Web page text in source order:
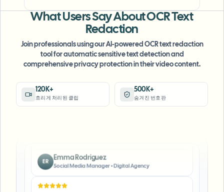
What Users Say About OCR Text
Redaction
Join professionals using our AI-powered OCR text redaction
tool for automatic sensitive text detection and
comprehensive privacy protection in their video content.
120K+
흐리게 처리된 클립
500K+
숨겨진 번호판
my vlogs."
SJ
Content Creator •YouTube
blur and automatic license-plate hiding
keeps posts compliant and on-brand without
"I've used many blur filters, but the adaptive
face and plate blur here are the most natural-